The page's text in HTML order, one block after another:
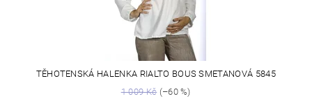
TĚHOTENSKÁ HALENKA RIALTO BOUS SMETANOVÁ 5845
1 009 Kč(–60 %)